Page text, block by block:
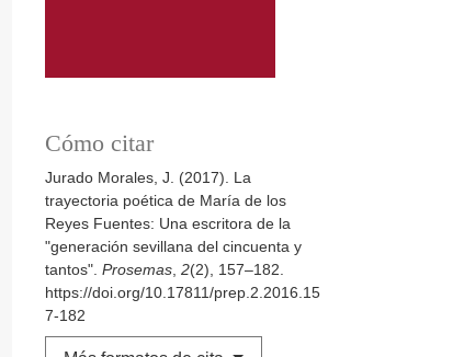
Cómo citar
Jurado Morales, J. (2017). La
trayectoria poética de María de los
Reyes Fuentes: Una escritora de la
"generación sevillana del cincuenta y
tantos". Prosemas 2(2), 157–182.
https://doi.org/10.17811/prep.2.2016.15
7-182